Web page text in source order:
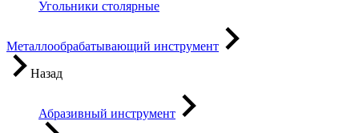
Угольники столярные
Металлообрабатывающий инструмент
Назад
Абразивный инструмент